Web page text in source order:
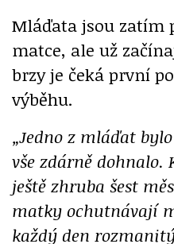
Mláďata jsou zatím
matce, ale už
brzy je čeká první
výběhu.
„Jedno z mláďat
vše zdárně dohnalo.
ještě zhruba šest
matky ochutnávají
každý den